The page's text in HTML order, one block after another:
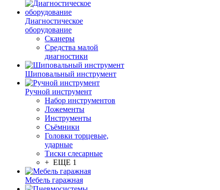
Диагностическое
оборудование
Сканеры
Средства малой
диагностики
Шиповальный инструмент
Ручной инструмент
Набор инструментов
Ложементы
Инструменты
Съёмники
Головки торцевые,
ударные
Тиски слесарные
+ ЕЩЕ 1
Мебель гаражная